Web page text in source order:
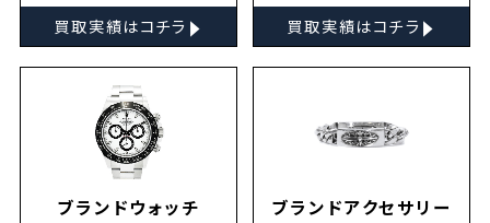
買取実績はコチラ ▸ 買取実績はコチラ ▸
ブランドウォッチ ブランドアクセサリー